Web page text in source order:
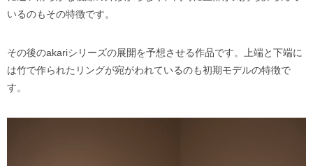
いるのもその特徴です。
その後のakariシリーズの展開を予想させる作品です。上端と下端に
は竹で作られたリングが宛がわれているのも初期モデルの特徴で
す。